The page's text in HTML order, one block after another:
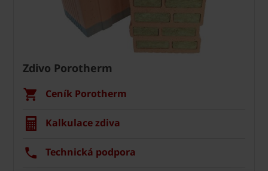
Zdivo Porotherm
Ceník Porotherm
Kalkulace zdiva
Technická podpora